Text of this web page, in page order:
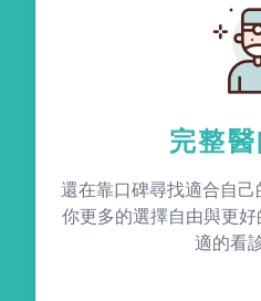
完整
還在靠口碑尋找適合自
你更多的選擇自由與更
適的看